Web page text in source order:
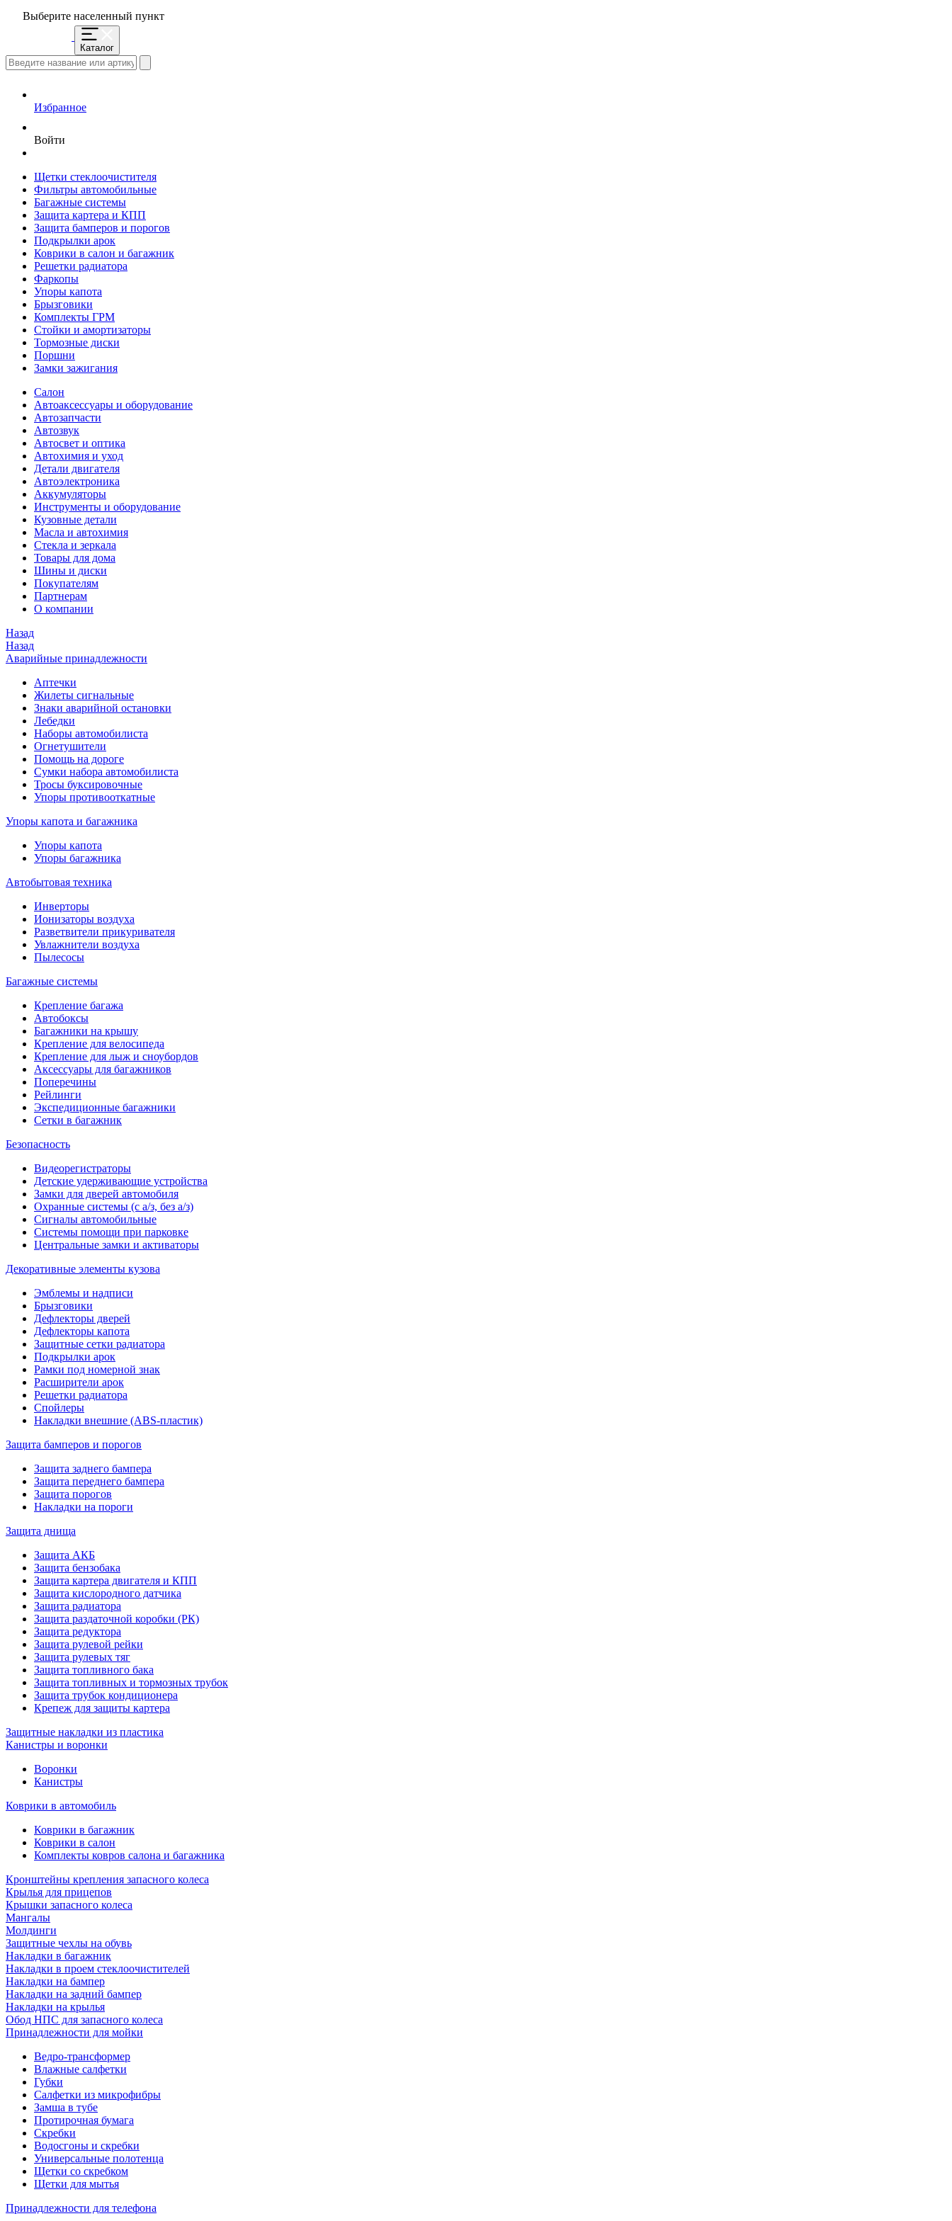
Выберите населенный пункт
Каталог
Избранное
Войти
Щетки стеклоочистителя
Фильтры автомобильные
Багажные системы
Защита картера и КПП
Защита бамперов и порогов
Подкрылки арок
Коврики в салон и багажник
Решетки радиатора
Фаркопы
Упоры капота
Брызговики
Комплекты ГРМ
Стойки и амортизаторы
Тормозные диски
Поршни
Замки зажигания
Салон
Автоаксессуары и оборудование
Автозапчасти
Автозвук
Автосвет и оптика
Автохимия и уход
Детали двигателя
Автоэлектроника
Аккумуляторы
Инструменты и оборудование
Кузовные детали
Масла и автохимия
Стекла и зеркала
Товары для дома
Шины и диски
Покупателям
Партнерам
О компании
Назад
Назад
Аварийные принадлежности
Аптечки
Жилеты сигнальные
Знаки аварийной остановки
Лебедки
Наборы автомобилиста
Огнетушители
Помощь на дороге
Сумки набора автомобилиста
Тросы буксировочные
Упоры противооткатные
Упоры капота и багажника
Упоры капота
Упоры багажника
Автобытовая техника
Инверторы
Ионизаторы воздуха
Разветвители прикуривателя
Увлажнители воздуха
Пылесосы
Багажные системы
Крепление багажа
Автобоксы
Багажники на крышу
Крепление для велосипеда
Крепление для лыж и сноубордов
Аксессуары для багажников
Поперечины
Рейлинги
Экспедиционные багажники
Сетки в багажник
Безопасность
Видеорегистраторы
Детские удерживающие устройства
Замки для дверей автомобиля
Охранные системы (с а/з, без а/з)
Сигналы автомобильные
Системы помощи при парковке
Центральные замки и активаторы
Декоративные элементы кузова
Эмблемы и надписи
Брызговики
Дефлекторы дверей
Дефлекторы капота
Защитные сетки радиатора
Подкрылки арок
Рамки под номерной знак
Расширители арок
Решетки радиатора
Спойлеры
Накладки внешние (ABS-пластик)
Защита бамперов и порогов
Защита заднего бампера
Защита переднего бампера
Защита порогов
Накладки на пороги
Защита днища
Защита АКБ
Защита бензобака
Защита картера двигателя и КПП
Защита кислородного датчика
Защита радиатора
Защита раздаточной коробки (РК)
Защита редуктора
Защита рулевой рейки
Защита рулевых тяг
Защита топливного бака
Защита топливных и тормозных трубок
Защита трубок кондиционера
Крепеж для защиты картера
Защитные накладки из пластика
Канистры и воронки
Воронки
Канистры
Коврики в автомобиль
Коврики в багажник
Коврики в салон
Комплекты ковров салона и багажника
Кронштейны крепления запасного колеса
Крылья для прицепов
Крышки запасного колеса
Мангалы
Молдинги
Защитные чехлы на обувь
Накладки в багажник
Накладки в проем стеклоочистителей
Накладки на бампер
Накладки на задний бампер
Накладки на крылья
Обод НПС для запасного колеса
Принадлежности для мойки
Ведро-трансформер
Влажные салфетки
Губки
Салфетки из микрофибры
Замша в тубе
Протирочная бумага
Скребки
Водосгоны и скребки
Универсальные полотенца
Щетки со скребком
Щетки для мытья
Принадлежности для телефона